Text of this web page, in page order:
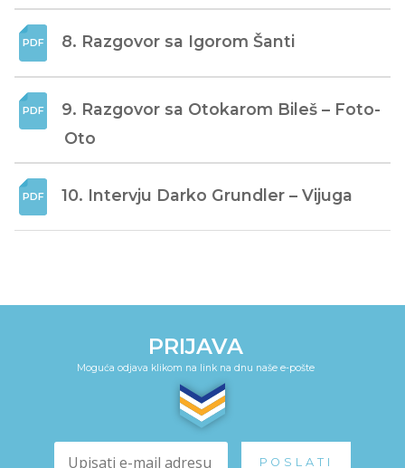
8. Razgovor sa Igorom Šanti
9. Razgovor sa Otokarom Bileš – Foto-
Oto
10. Intervju Darko Grundler – Vijuga
PRIJAVA
Moguća odjava klikom na link na dnu naše e-pošte